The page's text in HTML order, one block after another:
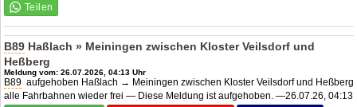
B89 Haßlach » Meiningen zwischen Kloster Veilsdorf und
Heßberg
Meldung vom: 26.07.2026, 04:13 Uhr
B89 aufgehoben Haßlach → Meiningen zwischen Kloster Veilsdorf und Heßberg
alle Fahrbahnen wieder frei — Diese Meldung ist aufgehoben. —26.07.26, 04:13